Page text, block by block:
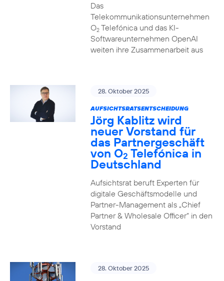
Das
Telekommunikationsunternehmen
O2Telefónica und das KI-
Softwareunternehmen OpenAI
weiten ihre Zusammenarbeit aus
28. Oktober 2025
AUFSICHTSRATSENTSCHEIDUNG
Jörg Kablitz wird
neuer Vorstand für
das Partnergeschäft
von O2 Telefónica in
Deutschland
Aufsichtsrat beruft Experten für
digitale Geschäftsmodelle und
Partner-Management als „Chief
Partner & Wholesale Officer“ in den
Vorstand
28. Oktober 2025